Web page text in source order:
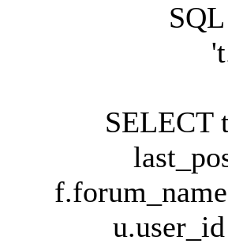
SELECT